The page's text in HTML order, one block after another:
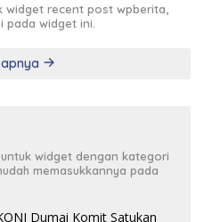
widget recent post wpberita,
pada widget ini.
widget dengan kategori
memasukkannya pada